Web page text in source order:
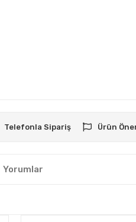
Telefonla Sipariş Ürün
Yorumlar